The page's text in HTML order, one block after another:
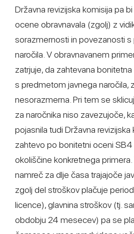
Državna revizijska komisija pa
ocene obravnavala (zgolj) z
sorazmernosti in povezanosti
naročila. V obravnavanem
zatrjuje, da zahtevana
s predmetom javnega naročila,
nesorazmerna. Pri tem se
za naročnika niso zavezujoče,
pojasnila tudi Državna
zahtevo po bonitetni oceni SB4
okoliščine konkretnega
namreč za dlje časa trajajoče
zgolj del stroškov plačuje
licence), glavnina stroškov (tj.
obdobju 24 mesecev) pa se